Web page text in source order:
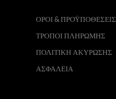
ΟΡΟΙ & ΠΡΟΫΠΟΘΕΣΕΙΣ
ΤΡΟΠΟΙ ΠΛΗΡΩΜΗΣ
ΠΟΛΙΤΙΚΗ ΑΚΥΡΩΣΗΣ
ΑΣΦΑΛΕΙΑ